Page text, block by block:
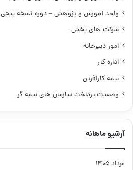
واحد آموزش و پژوهش – دوره نسخه پیچی
شرکت های پخش
امور دبیرخانه
اداره کار
بیمه کارآفرین
وضعیت پرداخت سازمان های بیمه گر
آرشیو ماهانه
مرداد ۱۴۰۵